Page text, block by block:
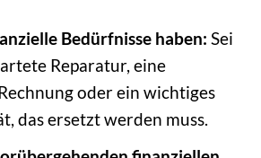
Bedürfnisse haben: Sei
Reparatur, eine
oder ein wichtiges
das ersetzt werden muss.